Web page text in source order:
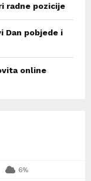
radne pozicije
Dan pobjede i
online
6%